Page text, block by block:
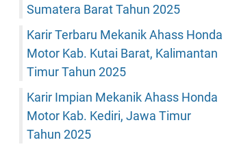
Sumatera Barat Tahun 2025
Karir Terbaru Mekanik Ahass Honda
Motor Kab. Kutai Barat, Kalimantan
Timur Tahun 2025
Karir Impian Mekanik Ahass Honda
Motor Kab. Kediri, Jawa Timur
Tahun 2025